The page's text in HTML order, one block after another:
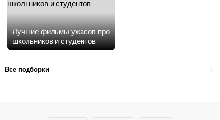
Лучшие фильмы ужасов про
школьников и студентов
Все подборки